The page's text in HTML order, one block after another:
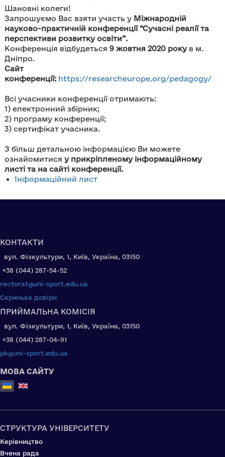
Шановні колеги!
Запрошуємо Вас взяти участь у Міжнародній
науково-практичній конференції “Сучасні реалії та
перспективи розвитку освіти”.
Конференція відбудеться9 жовтня 2020 року в м.
Дніпро.
Сайт
конференції: https://researcheurope.org/pedagogy/
Всі учасники конференції отримають:
1) електронний збірник;
2) програму конференції;
3) сертифікат учасника.
З більш детальною інформацією Ви можете
ознайомитисяу прикріпленому інформаційному
листі та на сайті конференції.
Інформаційний лист
КОНТАКТИ
вул. Фізкультури, 1, Київ, Україна, 03150
+38 (044) 287-54-52
rectorat@uni-sport.edu.ua
Скринька довіри
ПРИЙМАЛЬНА КОМІСІЯ
вул. Фізкультури, 1, Київ, Україна, 03150
+38 (044) 287-04-91
pk@uni-sport.edu.ua
МОВА САЙТУ
Оберіть свою мову
СТРУКТУРА УНІВЕРСИТЕТУ
Керівництво
Вчена рада